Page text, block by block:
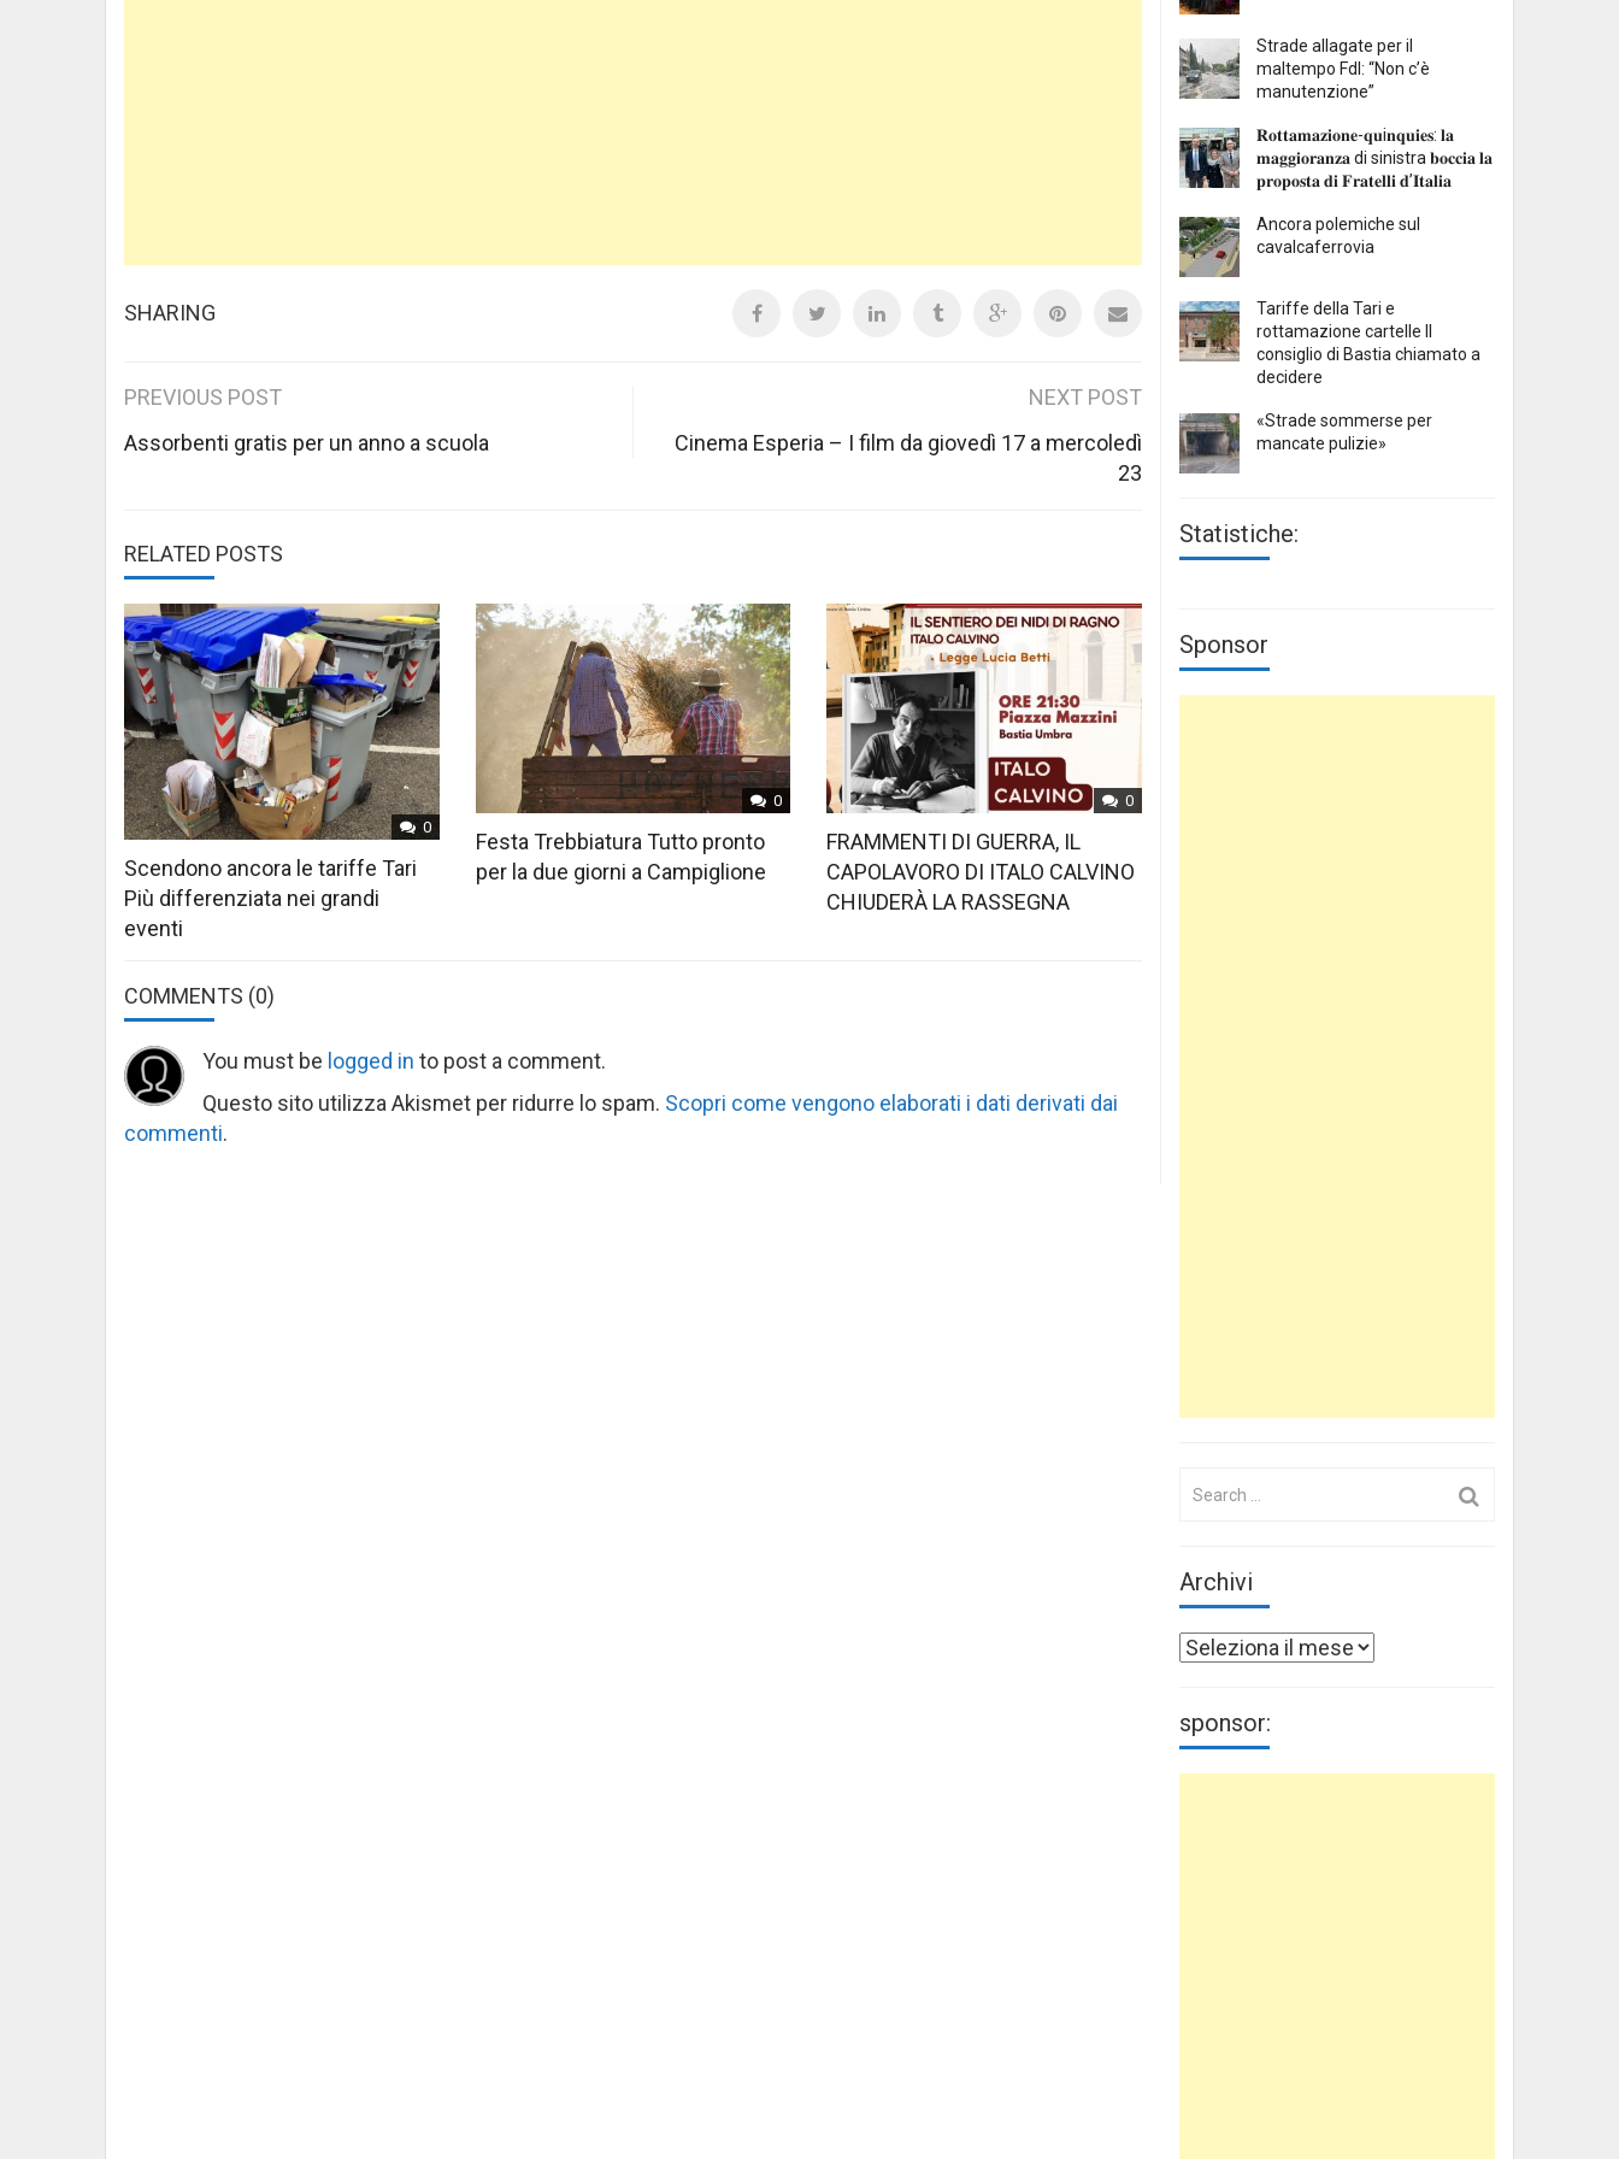
SHARING
Post
navigation
PREVIOUS POST
Assorbenti gratis per un anno a scuola
NEXT POST
Cinema Esperia – I film da giovedì 17 a mercoledì
23
RELATED POSTS
0
Scendono ancora le tariffe Tari
Più differenziata nei grandi
eventi
0
Festa Trebbiatura Tutto pronto
per la due giorni a Campiglione
0
FRAMMENTI DI GUERRA, IL
CAPOLAVORO DI ITALO CALVINO
CHIUDERÀ LA RASSEGNA
COMMENTS (0)
You must be logged in to post a comment.
Questo sito utilizza Akismet per ridurre lo spam. Scopri come vengono elaborati i dati derivati dai
commenti.
Strade allagate per il
maltempo FdI: “Non c’è
manutenzione”
𝐑𝐨𝐭𝐭𝐚𝐦𝐚𝐳𝐢𝐨𝐧𝐞-𝐪𝐮i𝐧𝐪𝐮𝐢𝐞𝐬: 𝐥𝐚
𝐦𝐚𝐠𝐠𝐢𝐨𝐫𝐚𝐧𝐳𝐚 di sinistra 𝐛𝐨𝐜𝐜𝐢𝐚 𝐥𝐚
𝐩𝐫𝐨𝐩𝐨𝐬𝐭𝐚 𝐝𝐢 𝐅𝐫𝐚𝐭𝐞𝐥𝐥𝐢 𝐝’𝐈𝐭𝐚𝐥𝐢𝐚
Ancora polemiche sul
cavalcaferrovia
Tariffe della Tari e
rottamazione cartelle Il
consiglio di Bastia chiamato a
decidere
«Strade sommerse per
mancate pulizie»
Statistiche:
Sponsor
Search
Archivi
Archivi
sponsor: